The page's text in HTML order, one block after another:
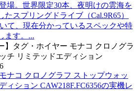
登場。世界限定30本、夜明けの雲海を
たスプリングドライブ（Cal.9R65）
て、現在分かっているスペックや特
ます。...
ナコ クロノグラフ ストップウォッ
ィション CAW218F.FC6356の実機レ